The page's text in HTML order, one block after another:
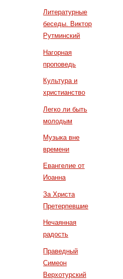
Литературные
беседы. Виктор
Рутминский
Нагорная
проповедь
Культура и
христианство
Легко ли быть
молодым
Музыка вне
времени
Евангелие от
Иоанна
За Христа
Претерпевшие
Нечаянная
радость
Праведный
Симеон
Верхотурский